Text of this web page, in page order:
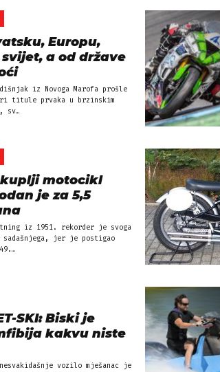
Europu,
a od države
iz Novoga Marofa prošle
titule prvaka u brzinskim
sv…
motocikl
je za 5,5
iz 1951. rekorder je svoga
jer je postigao
SKI: Biski je
kakvu niste
vozilo mješanac je